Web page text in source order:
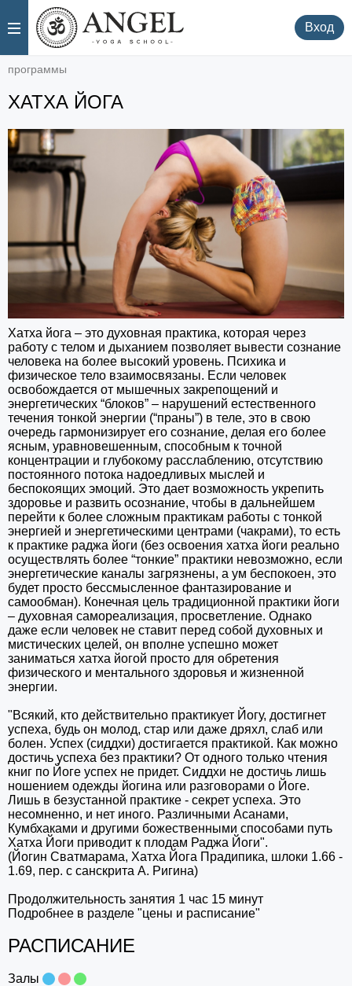
. Вход
программы
ХАТХА ЙОГА
Хатха йога – это духовная практика, которая через
работу с телом и дыханием позволяет вывести сознание
человека на более высокий уровень. Психика и
физическое тело взаимосвязаны. Если человек
освобождается от мышечных закрепощений и
энергетических “блоков” – нарушений естественного
течения тонкой энергии (“праны”) в теле, это в свою
очередь гармонизирует его сознание, делая его более
ясным, уравновешенным, способным к точной
концентрации и глубокому расслаблению, отсутствию
постоянного потока надоедливых мыслей и
беспокоящих эмоций. Это дает возможность укрепить
здоровье и развить осознание, чтобы в дальнейшем
перейти к более сложным практикам работы с тонкой
энергией и энергетическими центрами (чакрами), то есть
к практике раджа йоги (без освоения хатха йоги реально
осуществлять более “тонкие” практики невозможно, если
энергетические каналы загрязнены, а ум беспокоен, это
будет просто бессмысленное фантазирование и
самообман). Конечная цель традиционной практики йоги
– духовная самореализация, просветление. Однако
даже если человек не ставит перед собой духовных и
мистических целей, он вполне успешно может
заниматься хатха йогой просто для обретения
физического и ментального здоровья и жизненной
энергии.
"Всякий, кто действительно практикует Йогу, достигнет
успеха, будь он молод, стар или даже дряхл, слаб или
болен. Успех (сиддхи) достигается практикой. Как можно
достичь успеха без практики? От одного только чтения
книг по Йоге успех не придет. Сиддхи не достичь лишь
ношением одежды йогина или разговорами о Йоге.
Лишь в безустанной практике - секрет успеха. Это
несомненно, и нет иного. Различными Асанами,
Кумбхаками и другими божественными способами путь
Хатха Йоги приводит к плодам Раджа Йоги".
(Йогин Сватмарама, Хатха Йога Прадипика, шлоки 1.66 -
1.69, пер. с санскрита А. Ригина)
Продолжительность занятия 1 час 15 минут
Подробнее в разделе "цены и расписание"
РАСПИСАНИЕ
Залы . . .